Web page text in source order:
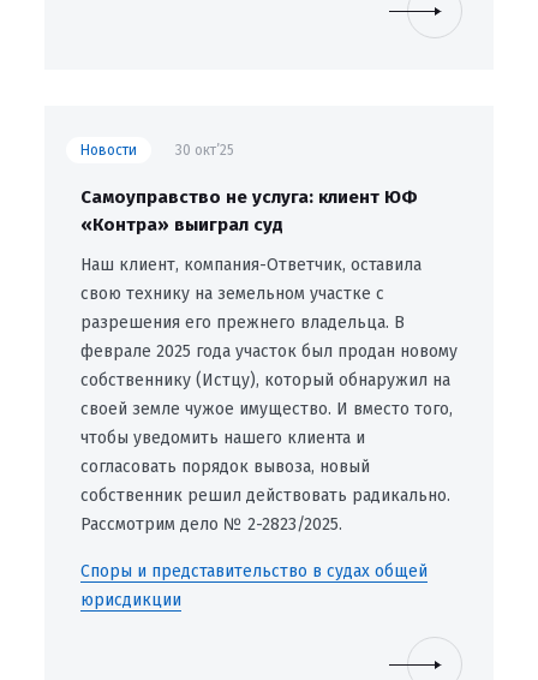
Новости 30 окт’25
Самоуправство не услуга: клиент ЮФ
«Контра» выиграл суд
Наш клиент, компания-Ответчик, оставила
свою технику на земельном участке с
разрешения его прежнего владельца. В
феврале 2025 года участок был продан новому
собственнику (Истцу), который обнаружил на
своей земле чужое имущество. И вместо того,
чтобы уведомить нашего клиента и
согласовать порядок вывоза, новый
собственник решил действовать радикально.
Рассмотрим дело № 2-2823/2025.
Споры и представительство в судах общей
юрисдикции